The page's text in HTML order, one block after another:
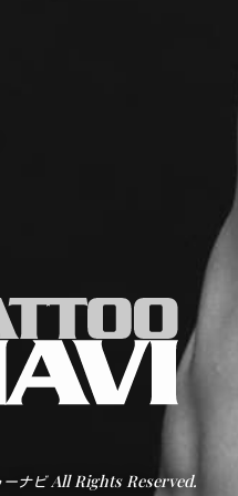
ーナビAll Rights Reserved.